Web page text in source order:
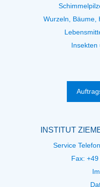
Wurzeln, Bäume,
Insekten
INSTITUT
Service
Fax: